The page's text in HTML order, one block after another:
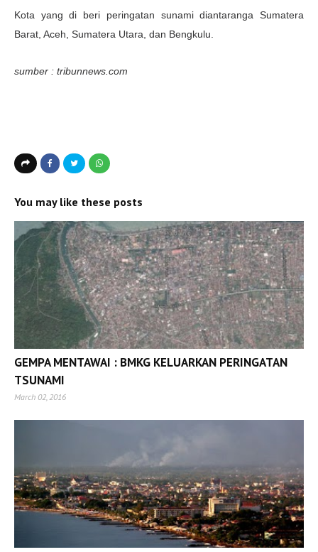
Kota yang di beri peringatan sunami diantaranga Sumatera
Barat, Aceh, Sumatera Utara, dan Bengkulu.
sumber : tribunnews.com
You may like these posts
GEMPA MENTAWAI : BMKG KELUARKAN PERINGATAN
TSUNAMI
March 02, 2016